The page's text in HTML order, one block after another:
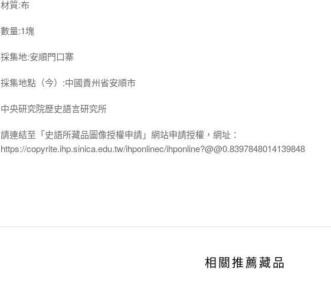
材質:布
數量:1塊
採集地:安順門口寨
採集地點（今）:中國貴州省安順市
中央研究院歷史語言研究所
請連結至「史語所藏品圖像授權申請」網站申請授權，網址：
https://copyrite.ihp.sinica.edu.tw/ihponlinec/ihponline?@@0.8397848014139848
相關推薦藏品